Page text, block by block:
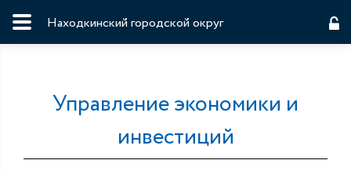
Находкинский городской округ
Управление экономики и
инвестиций